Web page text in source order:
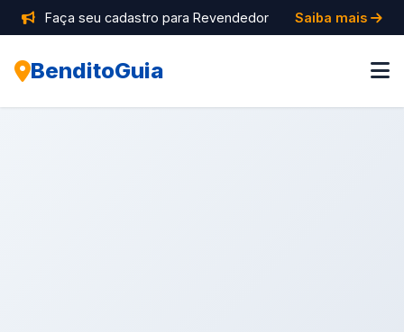
Faça seu cadastro para Revendedor Saiba mais
BenditoGuia